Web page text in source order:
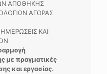
ΑΠΟΘΗΚΗΣ
ΑΓΟΡΑΣ –
ΚΑΙ
με πραγματικές
και εργασίας.